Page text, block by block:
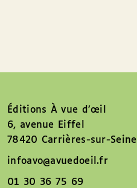
Éditions À vue d’œil
6, avenue Eiffel
78420 Carrières-sur-Seine
infoavo@avuedoeil.fr
01 30 36 75 69